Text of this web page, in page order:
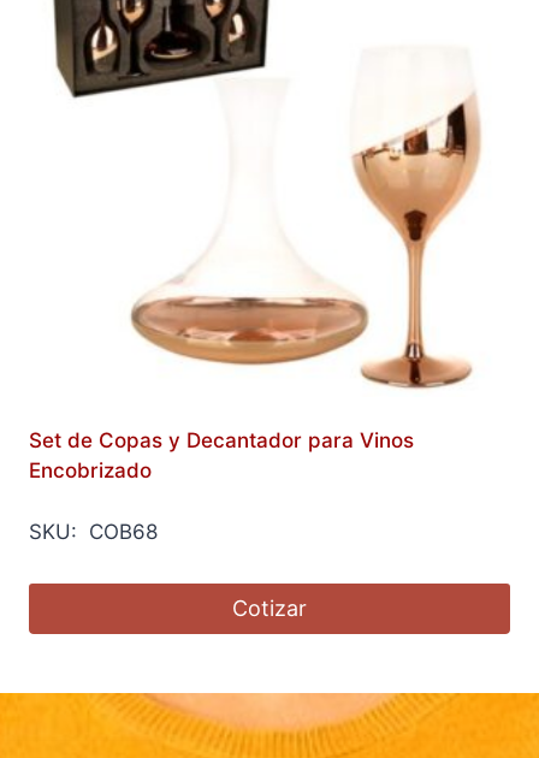
Set de Copas y Decantador para Vinos
Encobrizado
SKU: COB68
Cotizar